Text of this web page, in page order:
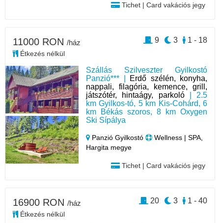
Tichet | Card vakációs jegy
Szállás Szilveszter Gyilkostó
Panzió*** |
Erdő szélén, konyha,
nappali, filagória, kemence, grill,
játszótér, hintaágy, parkoló| 2.5
km Gyilkos-tó, 5 km Kis-Cohárd, 6
km Békás szoros, 8 km Oxygen
Ski Sípálya
Panzió Gyilkostó
Wellness | SPA,
Hargita megye
Tichet | Card vakációs jegy
11000 RON /ház
Étkezés nélkül
1 - 18
3
9
16900 RON /ház
Étkezés nélkül
1 - 40
3
20